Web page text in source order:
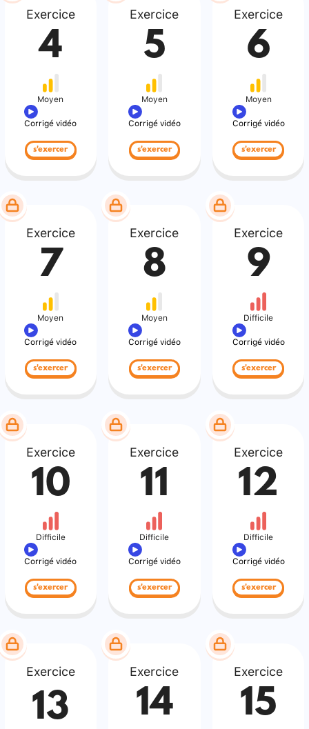
Exercice
4
Moyen
Corrigé vidéo
s'exercer
Exercice
5
Moyen
Corrigé vidéo
s'exercer
Exercice
6
Moyen
Corrigé vidéo
s'exercer
Exercice
7
Moyen
Corrigé vidéo
s'exercer
Exercice
8
Moyen
Corrigé vidéo
s'exercer
Exercice
9
Difficile
Corrigé vidéo
s'exercer
Exercice
10
Difficile
Corrigé vidéo
s'exercer
Exercice
11
Difficile
Corrigé vidéo
s'exercer
Exercice
12
Difficile
Corrigé vidéo
s'exercer
Exercice
13
Exercice
14
Exercice
15